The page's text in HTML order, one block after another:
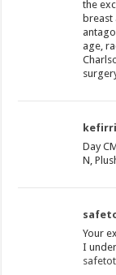
the
breast
age,
Day
N,
Your
I